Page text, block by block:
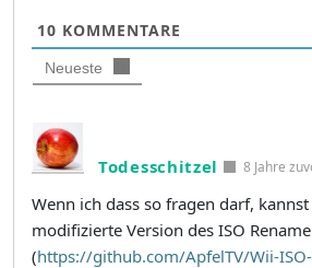
10 KOMMENTARE
Neueste
Todesschitzel 8 Jahre
Wenn ich dass so fragen darf,
modifizierte Version des ISO
(https://github.com/ApfelTV/Wii-